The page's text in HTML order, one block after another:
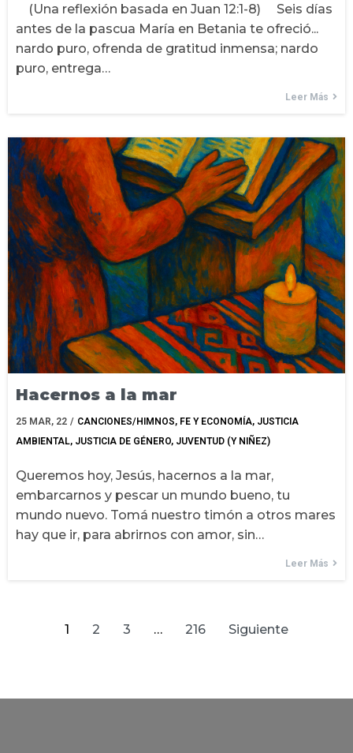
(Una reflexión basada en Juan 12:1-8) Seis días
antes de la pascua María en Betania te ofreció...
nardo puro, ofrenda de gratitud inmensa; nardo
puro, entrega…
Leer Más
Hacernos a la mar
25 MAR, 22 / CANCIONES/HIMNOS FE Y ECONOMÍA JUSTICIA
AMBIENTAL JUSTICIA DE GÉNERO JUVENTUD (Y NIÑEZ)
Queremos hoy, Jesús, hacernos a la mar,
embarcarnos y pescar un mundo bueno, tu
mundo nuevo. Tomá nuestro timón a otros mares
hay que ir, para abrirnos con amor, sin…
Leer Más
1 2 3 … 216 Siguiente